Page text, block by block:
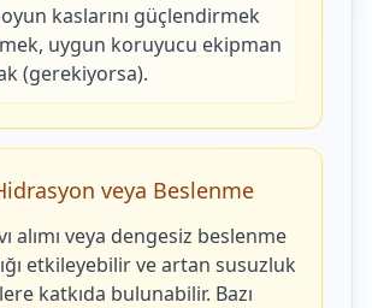
kaslarını güçlendirmek
uygun koruyucu ekipman
(gerekiyorsa).
veya Beslenme
alımı veya dengesiz beslenme
etkileyebilir ve artan susuzluk
katkıda bulunabilir. Bazı